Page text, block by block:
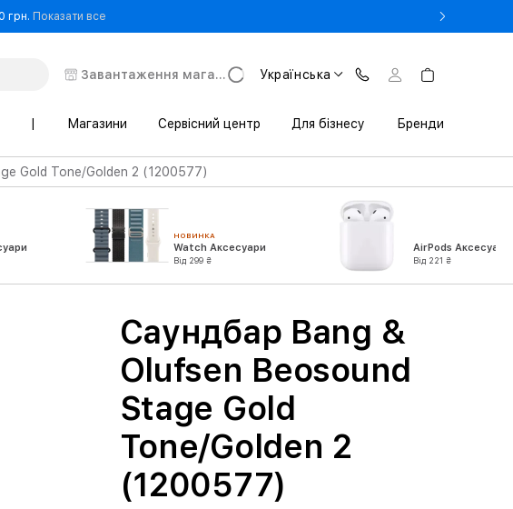
грн. Показати все- Оновіть iPhone за Trade-in в iSpace з вигодою до 3800 грн.
Завантаження магазину Українська
Магазини Сервісний центр Для бізнесу Бренди
Gold Tone/Golden 2 (1200577)
НОВИНКА
Watch Аксесуари
Від 299 ₴
AirPods Аксесуари
Від 221 ₴
Саундбар Bang &
Olufsen Beosound
Stage Gold
Tone/Golden 2
(1200577)